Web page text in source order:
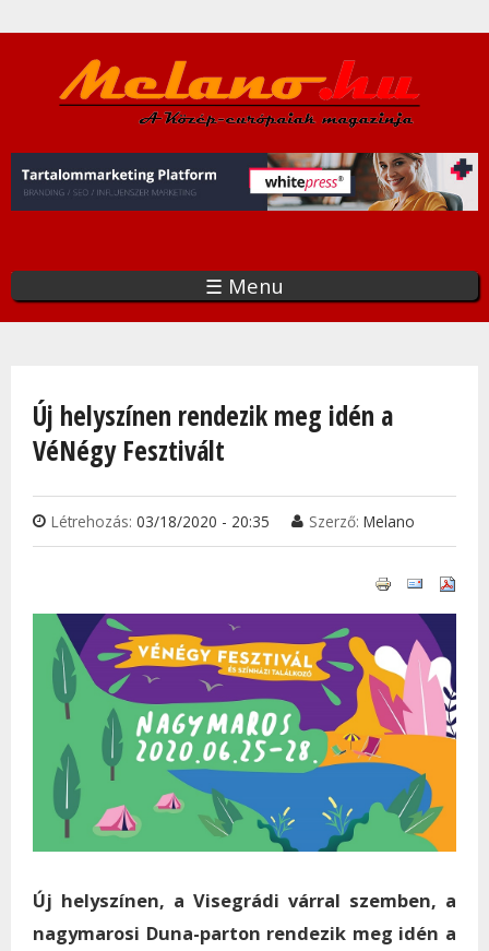
a
tartalomra
☰ Menu
Új helyszínen rendezik meg idén a
VéNégy Fesztivált
Létrehozás: 03/18/2020 - 20:35 Szerző: Melano
Új helyszínen, a Visegrádi várral szemben, a
nagymarosi Duna-parton rendezik meg idén a